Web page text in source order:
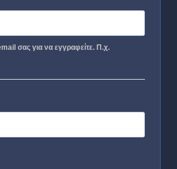
σας για να εγγραφείτε. Π.χ.